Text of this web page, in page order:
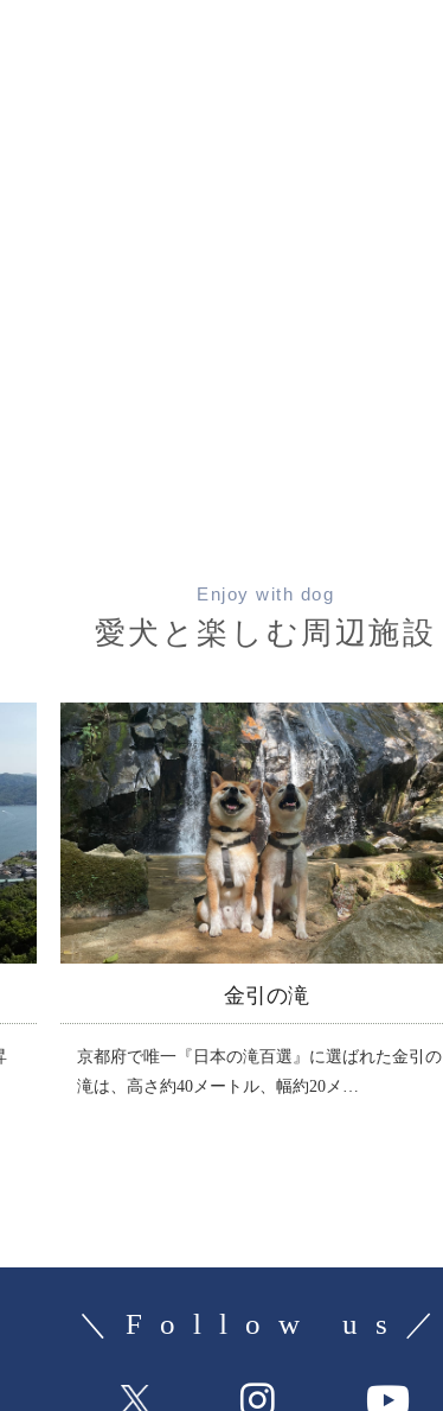
Enjoy with dog
愛犬と楽しむ周辺施設
天橋立 松並木
山の上で股のぞきをすることで有名な天橋立は、
上からの眺めるだけでなく、実際に散策…
＼Follow us／